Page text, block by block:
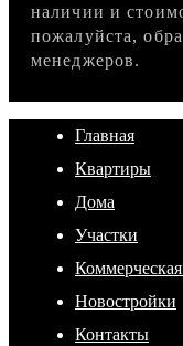
наличии и
пожалуйста,
менеджеров.
Главная
Квартиры
Дома
Участки
Новостройки
Контакты